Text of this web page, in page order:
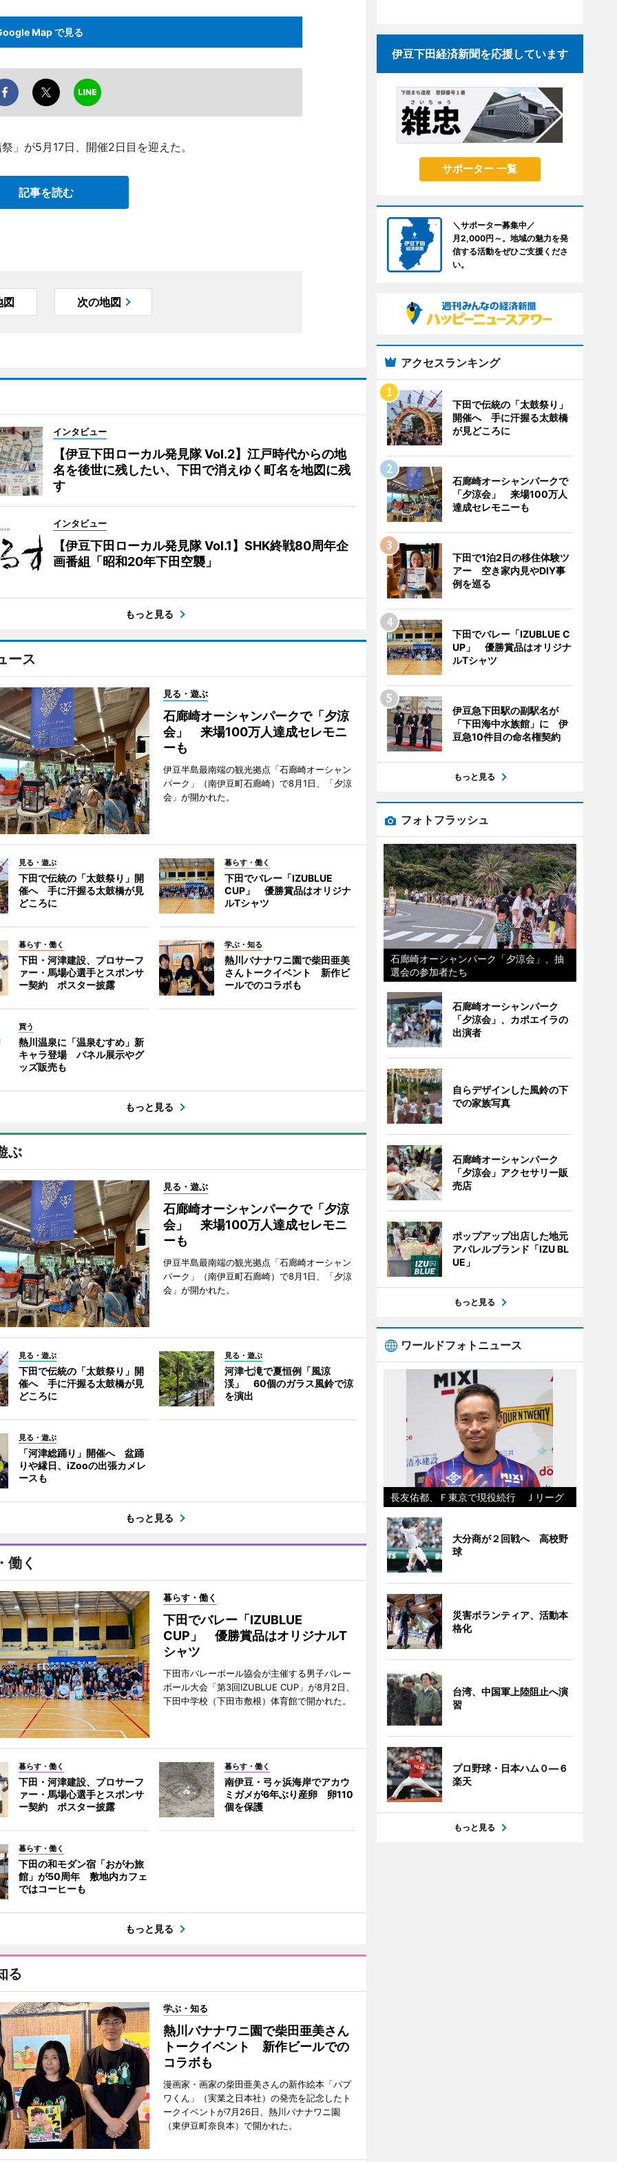
Map で見る
」が5月17日、開催2日目を迎えた。
記事を読む
図 次の地図
インタビュー
【伊豆下田ローカル発見隊 Vol.2】江戸時代からの地
名を後世に残したい、下田で消えゆく町名を地図に残
す
インタビュー
【伊豆下田ローカル発見隊 Vol.1】SHK終戦80周年企
画番組「昭和20年下田空襲」
もっと見る
ース
見る・遊ぶ
石廊崎オーシャンパークで「夕涼
会」 来場100万人達成セレモニ
ーも
伊豆半島最南端の観光拠点「石廊崎オーシャン
パーク」（南伊豆町石廊崎）で8月1日、「夕涼
会」が開かれた。
見る・遊ぶ
下田で伝統の「太鼓祭り」開
催へ 手に汗握る太鼓橋が見
どころに
暮らす・働く
下田でバレー「IZUBLUE
CUP」 優勝賞品はオリジナ
ルTシャツ
暮らす・働く
下田・河津建設、プロサーフ
ァー・馬場心選手とスポンサ
ー契約 ポスター披露
学ぶ・知る
熱川バナナワニ園で柴田亜美
さんトークイベント 新作ビ
ールでのコラボも
買う
熱川温泉に「温泉むすめ」新
キャラ登場 パネル展示やグ
ッズ販売も
もっと見る
ぶ
見る・遊ぶ
石廊崎オーシャンパークで「夕涼
会」 来場100万人達成セレモニ
ーも
伊豆半島最南端の観光拠点「石廊崎オーシャン
パーク」（南伊豆町石廊崎）で8月1日、「夕涼
会」が開かれた。
見る・遊ぶ
下田で伝統の「太鼓祭り」開
催へ 手に汗握る太鼓橋が見
どころに
見る・遊ぶ
河津七滝で夏恒例「風涼
渓」 60個のガラス風鈴で涼
を演出
見る・遊ぶ
「河津総踊り」開催へ 盆踊
りや縁日、iZooの出張カメレ
ースも
もっと見る
働く
暮らす・働く
下田でバレー「IZUBLUE
CUP」 優勝賞品はオリジナルT
シャツ
下田市バレーボール協会が主催する男子バレー
ボール大会「第3回IZUBLUE CUP」が8月2日、
下田中学校（下田市敷根）体育館で開かれた。
暮らす・働く
下田・河津建設、プロサーフ
ァー・馬場心選手とスポンサ
ー契約 ポスター披露
暮らす・働く
南伊豆・弓ヶ浜海岸でアカウ
ミガメが6年ぶり産卵 卵110
個を保護
暮らす・働く
下田の和モダン宿「おがわ旅
館」が50周年 敷地内カフェ
ではコーヒーも
もっと見る
る
学ぶ・知る
熱川バナナワニ園で柴田亜美さん
トークイベント 新作ビールでの
コラボも
漫画家・画家の柴田亜美さんの新作絵本「パプ
ワくん」（実業之日本社）の発売を記念したト
ークイベントが7月26日、熱川バナナワニ園
（東伊豆町奈良本）で開かれた。
伊豆下田経済新聞を応援しています
サポーター 一覧
＼サポーター募集中／
月2,000円～。地域の魅力を発
信する活動をぜひご支援くださ
い。
アクセスランキング
下田で伝統の「太鼓祭り」
開催へ 手に汗握る太鼓橋
が見どころに
石廊崎オーシャンパークで
「夕涼会」 来場100万人
達成セレモニーも
下田で1泊2日の移住体験ツ
アー 空き家内見やDIY事
例を巡る
下田でバレー「IZUBLUE C
UP」 優勝賞品はオリジナ
ルTシャツ
伊豆急下田駅の副駅名が
「下田海中水族館」に 伊
豆急10件目の命名権契約
もっと見る
フォトフラッシュ
石廊崎オーシャンパーク「夕涼会」、抽
選会の参加者たち
石廊崎オーシャンパーク
「夕涼会」、カポエイラの
出演者
自らデザインした風鈴の下
での家族写真
石廊崎オーシャンパーク
「夕涼会」アクセサリー販
売店
ポップアップ出店した地元
アパレルブランド「IZU BL
UE」
もっと見る
ワールドフォトニュース
長友佑都、Ｆ東京で現役続行 Ｊリーグ
大分商が２回戦へ 高校野
球
災害ボランティア、活動本
格化
台湾、中国軍上陸阻止へ演
習
プロ野球・日本ハム０―６
楽天
もっと見る